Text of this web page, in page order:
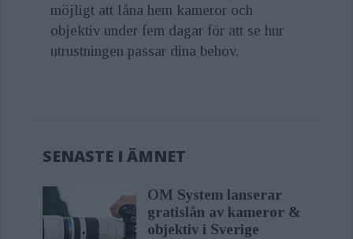
möjligt att låna hem kameror och
objektiv under fem dagar för att se hur
utrustningen passar dina behov.
SENASTE I ÄMNET
OM System lanserar
gratislån av kameror &
objektiv i Sverige